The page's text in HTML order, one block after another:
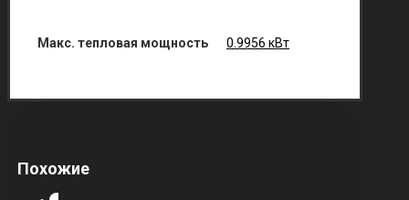
Макс. тепловая мощность 0.9956 кВт
Похожие